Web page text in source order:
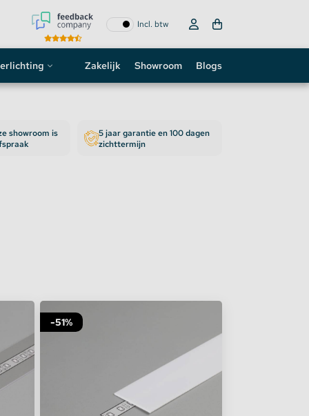
Incl. btw
sign
Zakelijk Showroom Blogs
showroom is
5 jaar garantie en 100 dagen
zichttermijn
-51%